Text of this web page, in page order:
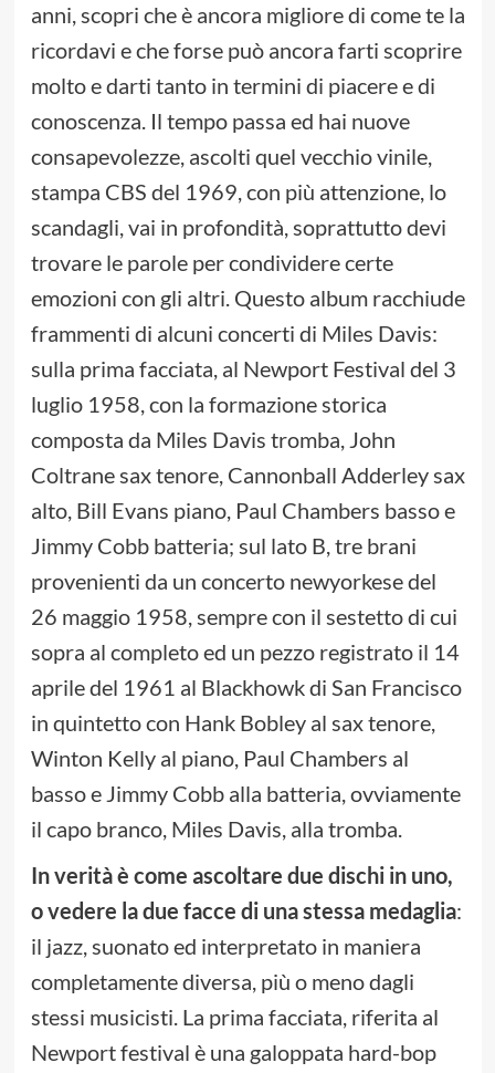
anni, scopri che è ancora migliore di come te la
ricordavi e che forse può ancora farti scoprire
molto e darti tanto in termini di piacere e di
conoscenza. Il tempo passa ed hai nuove
consapevolezze, ascolti quel vecchio vinile,
stampa CBS del 1969, con più attenzione, lo
scandagli, vai in profondità, soprattutto devi
trovare le parole per condividere certe
emozioni con gli altri. Questo album racchiude
frammenti di alcuni concerti di Miles Davis:
sulla prima facciata, al Newport Festival del 3
luglio 1958, con la formazione storica
composta da Miles Davis tromba, John
Coltrane sax tenore, Cannonball Adderley sax
alto, Bill Evans piano, Paul Chambers basso e
Jimmy Cobb batteria; sul lato B, tre brani
provenienti da un concerto newyorkese del
26 maggio 1958, sempre con il sestetto di cui
sopra al completo ed un pezzo registrato il 14
aprile del 1961 al Blackhowk di San Francisco
in quintetto con Hank Bobley al sax tenore,
Winton Kelly al piano, Paul Chambers al
basso e Jimmy Cobb alla batteria, ovviamente
il capo branco, Miles Davis, alla tromba.
In verità è come ascoltare due dischi in uno,
o vedere la due facce di una stessa medaglia:
il jazz, suonato ed interpretato in maniera
completamente diversa, più o meno dagli
stessi musicisti. La prima facciata, riferita al
Newport festival è una galoppata hard-bop